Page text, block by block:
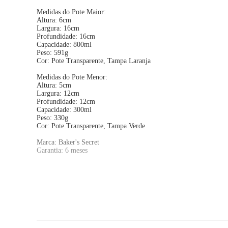
Medidas do Pote Maior:
Altura: 6cm
Largura: 16cm
Profundidade: 16cm
Capacidade: 800ml
Peso: 591g
Cor: Pote Transparente, Tampa Laranja
Medidas do Pote Menor:
Altura: 5cm
Largura: 12cm
Profundidade: 12cm
Capacidade: 300ml
Peso: 330g
Cor: Pote Transparente, Tampa Verde
Marca: Baker's Secret
Garantia: 6 meses
qualidade do mundo. Com raízes que remontam a uma